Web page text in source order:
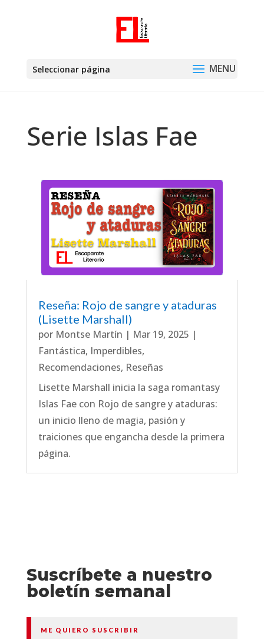
Seleccionar página
Serie Islas Fae
Reseña: Rojo de sangre y ataduras
(Lisette Marshall)
por Montse Martín | Mar 19, 2025 |
Fantástica, Imperdibles,
Recomendaciones, Reseñas
Lisette Marshall inicia la saga romantasy
Islas Fae con Rojo de sangre y ataduras:
un inicio lleno de magia, pasión y
traiciones que engancha desde la primera
página.
Suscríbete a nuestro
boletín semanal
ME QUIERO SUSCRIBIR